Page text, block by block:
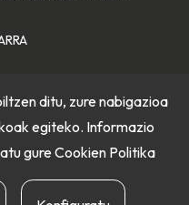
POLITIKA
ditu, zure nabigazioa
egiteko. Informazio
gureCookien Politika